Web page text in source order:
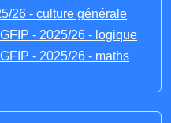
26 - culture générale
- 2025/26 - logique
- 2025/26 - maths